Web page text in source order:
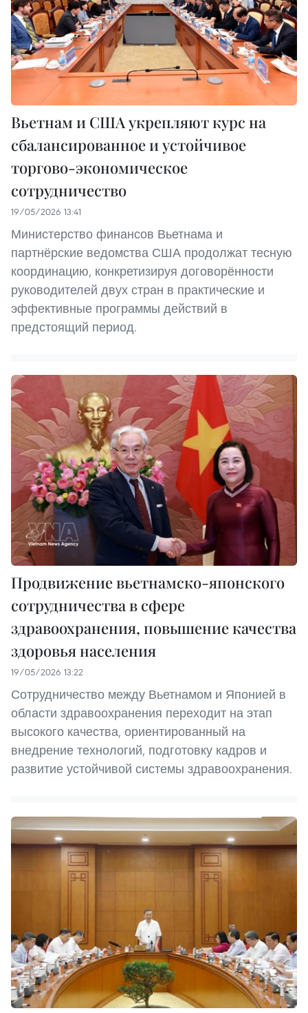
Вьетнам и США укрепляют курс на
сбалансированное и устойчивое
торгово-экономическое
сотрудничество
19/05/2026 13:41
Министерство финансов Вьетнама и
партнёрские ведомства США продолжат тесную
координацию, конкретизируя договорённости
руководителей двух стран в практические и
эффективные программы действий в
предстоящий период.
Продвижение вьетнамско-японского
сотрудничества в сфере
здравоохранения, повышение качества
здоровья населения
19/05/2026 13:22
Сотрудничество между Вьетнамом и Японией в
области здравоохранения переходит на этап
высокого качества, ориентированный на
внедрение технологий, подготовку кадров и
развитие устойчивой системы здравоохранения.